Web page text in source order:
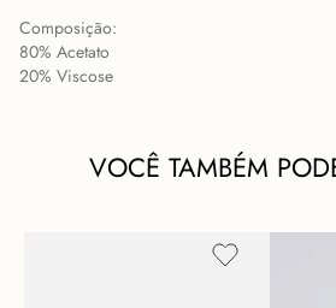
Composição:
80% Acetato
20% Viscose
VOCÊ TAMBÉM